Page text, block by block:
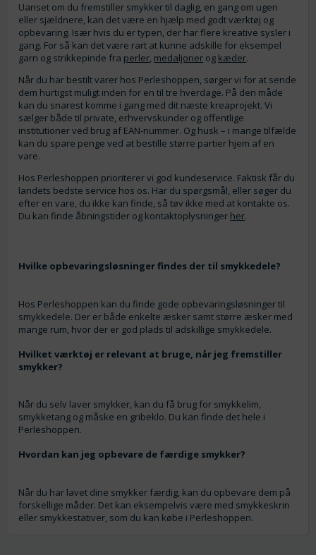
Uanset om du fremstiller smykker til daglig, en gang om ugen
eller sjældnere, kan det være en hjælp med godt værktøj og
opbevaring. Især hvis du er typen, der har flere kreative sysler i
gang. For så kan det være rart at kunne adskille for eksempel
garn og strikkepinde fra perler, medaljoner og kæder.
Når du har bestilt varer hos Perleshoppen, sørger vi for at sende
dem hurtigst muligt inden for en til tre hverdage. På den måde
kan du snarest komme i gang med dit næste kreaprojekt. Vi
sælger både til private, erhvervskunder og offentlige
institutioner ved brug af EAN-nummer. Og husk – i mange tilfælde
kan du spare penge ved at bestille større partier hjem af en
vare.
Hos Perleshoppen prioriterer vi god kundeservice. Faktisk får du
landets bedste service hos os. Har du spørgsmål, eller søger du
efter en vare, du ikke kan finde, så tøv ikke med at kontakte os.
Du kan finde åbningstider og kontaktoplysninger her.
Hvilke opbevaringsløsninger findes der til smykkedele?
Hos Perleshoppen kan du finde gode opbevaringsløsninger til
smykkedele. Der er både enkelte æsker samt større æsker med
mange rum, hvor der er god plads til adskillige smykkedele.
Hvilket værktøj er relevant at bruge, når jeg fremstiller
smykker?
Når du selv laver smykker, kan du få brug for smykkelim,
smykketang og måske en gribeklo. Du kan finde det hele i
Perleshoppen.
Hvordan kan jeg opbevare de færdige smykker?
Når du har lavet dine smykker færdig, kan du opbevare dem på
forskellige måder. Det kan eksempelvis være med smykkeskrin
eller smykkestativer, som du kan købe i Perleshoppen.